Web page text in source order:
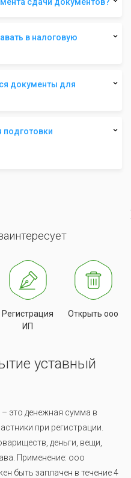
в налоговую
документы для
Регистрация
ИП
Открыть ооо
уставный
это денежная сумма в
при регистрации.
деньги, вещи,
Применение: ооо
быть заплачен в течение 4